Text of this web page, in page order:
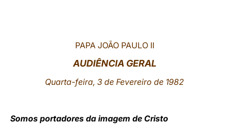
LATINE
PAPA JOÃO PAULO II
AUDIÊNCIA GERAL
Quarta-feira, 3 de Fevereiro de 1982
Somos portadores da imagem de Cristo